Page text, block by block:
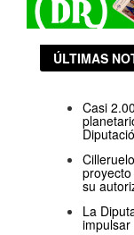
ÚLTIMAS
Casi
su
La